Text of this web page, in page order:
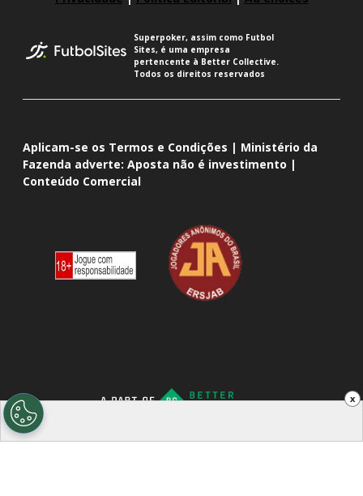
x
Superpoker, assim como Futbol
Sites, é uma empresa
pertencente à Better Collective.
Todos os direitos reservados
Aplicam-se os Termos e Condições | Ministério da
Fazenda adverte: Aposta não é investimento |
Conteúdo Comercial